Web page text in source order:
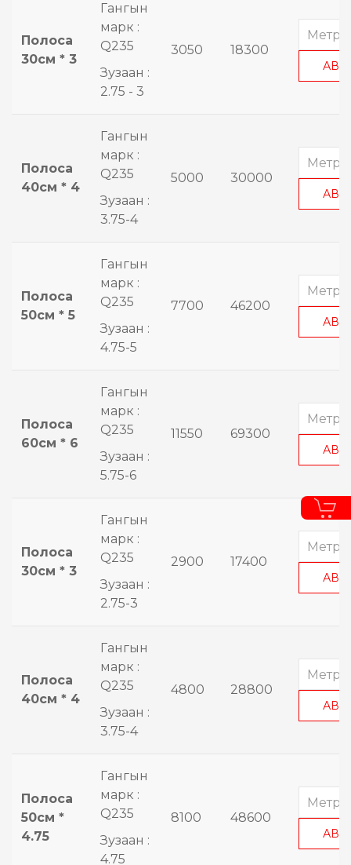
Полоса
30см * 3
Гангын
марк :
Q235
Зузаан :
2.75 - 3
3050 18300
Полоса
40см * 4
Гангын
марк :
Q235
Зузаан :
3.75-4
5000 30000
Полоса
50см * 5
Гангын
марк :
Q235
Зузаан :
4.75-5
7700 46200
Полоса
60см * 6
Гангын
марк :
Q235
Зузаан :
5.75-6
11550 69300
Полоса
30см * 3
Гангын
марк :
Q235
Зузаан :
2.75-3
2900 17400
Полоса
40см * 4
Гангын
марк :
Q235
Зузаан :
3.75-4
4800 28800
Полоса
50см *
4.75
Гангын
марк :
Q235
Зузаан :
4.75
8100 48600